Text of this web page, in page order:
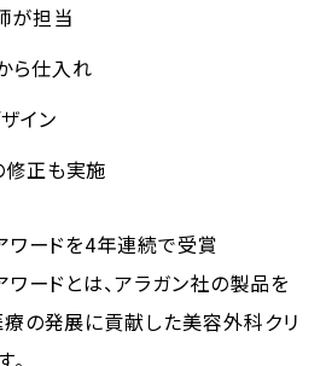
が担当
ら仕入れ
イン
修正も実施
ワードを4年連続で受賞
ードとは、アラガン社の製品を
の発展に貢献した美容外科クリ